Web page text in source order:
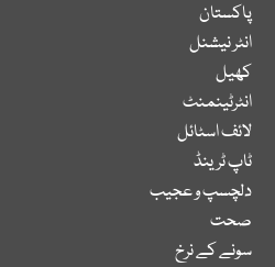
پاکستان
انٹر نیشنل
کھیل
انٹرٹینمنٹ
لائف اسٹائل
ٹاپ ٹرینڈ
دلچسپ و عجیب
صحت
سونے کے نرخ